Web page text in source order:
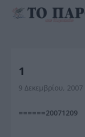
1
9 Δεκεμβρίου, 2007
======20071209